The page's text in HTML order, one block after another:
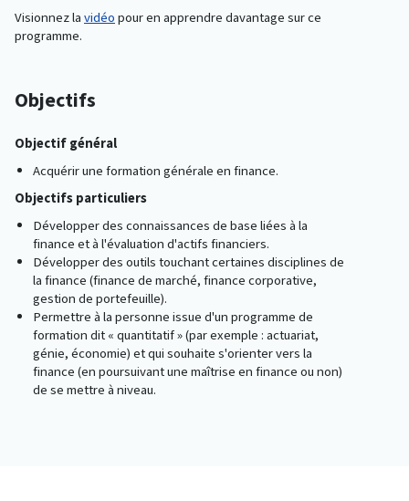
Visionnez la vidéo pour en apprendre davantage sur ce
programme.
Objectifs
Objectif général
Acquérir une formation générale en finance.
Objectifs particuliers
Développer des connaissances de base liées à la
finance et à l'évaluation d'actifs financiers.
Développer des outils touchant certaines disciplines de
la finance (finance de marché, finance corporative,
gestion de portefeuille).
Permettre à la personne issue d'un programme de
formation dit « quantitatif » (par exemple : actuariat,
génie, économie) et qui souhaite s'orienter vers la
finance (en poursuivant une maîtrise en finance ou non)
de se mettre à niveau.